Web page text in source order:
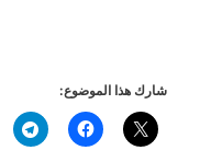
شارك هذا الموضوع: